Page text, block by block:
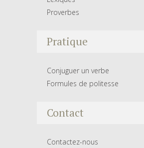
Proverbes
Pratique
Conjuguer un verbe
Formules de politesse
Contact
Contactez-nous